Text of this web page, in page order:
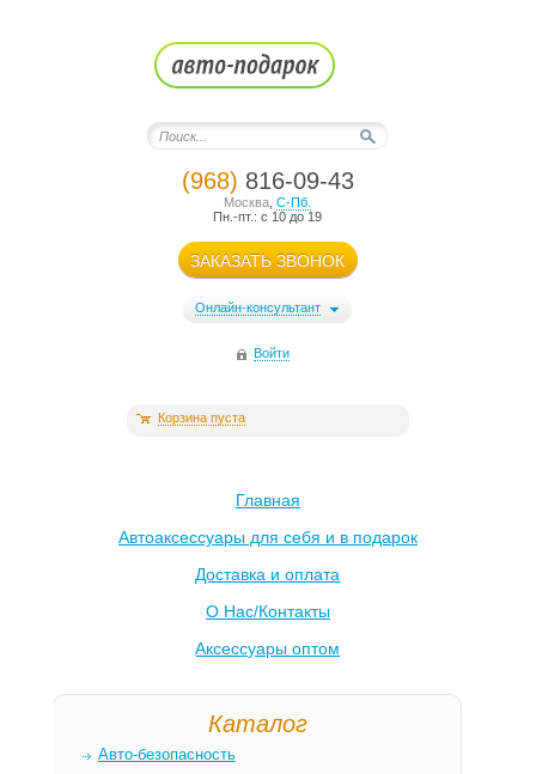
(968) 816-09-43
Москва ,С-Пб.
Пн.-пт.: с 10 до 19
ЗАКАЗАТЬ ЗВОНОК
Онлайн-консультант
Войти
Корзина пуста
Главная
Автоаксессуары для себя и в подарок
Доставка и оплата
О Нас/Контакты
Аксессуары оптом
Каталог
Авто-безопасность